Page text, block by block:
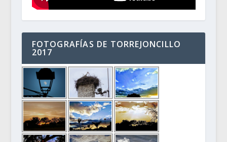
FOTOGRAFÍAS DE TORREJONCILLO
2017